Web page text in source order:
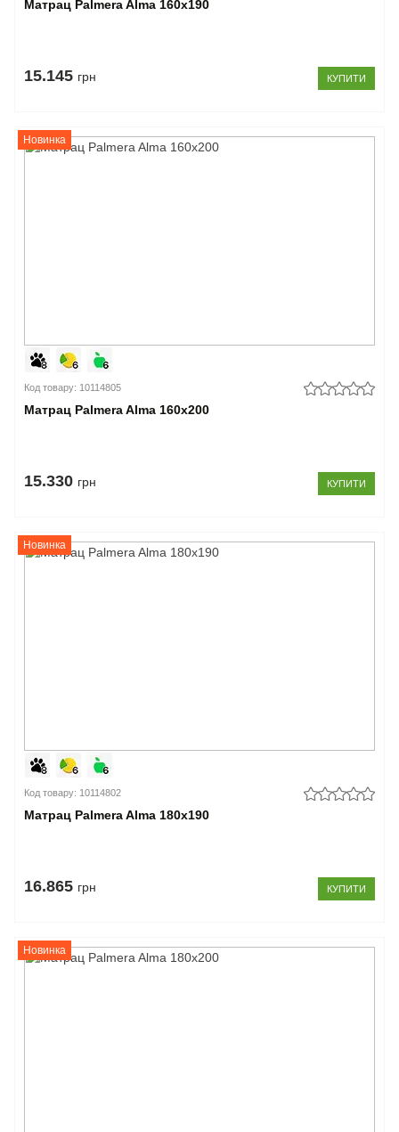
Матрац Palmera Alma 160x190
15.145 грн КУПИТИ
Новинка
Код товару: 10114805
Матрац Palmera Alma 160x200
15.330 грн КУПИТИ
Новинка
Код товару: 10114802
Матрац Palmera Alma 180x190
16.865 грн КУПИТИ
Новинка